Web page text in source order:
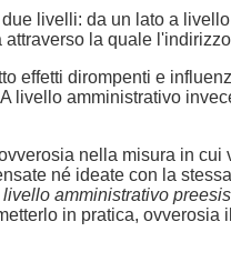
livelli: da un lato a
la quale
effetti dirompenti e
livello amministrativo
nella misura in
né ideate con la
amministrativo
in pratica, ovverosia